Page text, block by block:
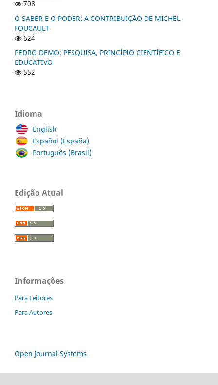
708
O SABER E O PODER: A CONTRIBUIÇÃO DE MICHEL
FOUCAULT
624
PEDRO DEMO: PESQUISA, PRINCÍPIO CIENTÍFICO E
EDUCATIVO
552
Idioma
English
Español (España)
Português (Brasil)
Edição Atual
Informações
Para Leitores
Para Autores
Open Journal Systems